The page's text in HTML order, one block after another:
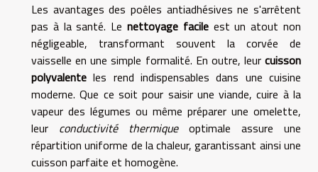
Les avantages des poêles antiadhésives ne s'arrêtent
pas à la santé. Le nettoyage facileest un atout non
négligeable, transformant souvent la corvée de
vaisselle en une simple formalité. En outre, leur cuisson
polyvalente les rend indispensables dans une cuisine
moderne. Que ce soit pour saisir une viande, cuire à la
vapeur des légumes ou même préparer une omelette,
leur conductivité thermiqueoptimale assure une
répartition uniforme de la chaleur, garantissant ainsi une
cuisson parfaite et homogène.